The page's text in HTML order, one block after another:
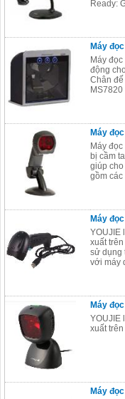
Ready:
Máy
Máy
động
Chân
Máy
Máy
bị cầm
giúp
gồm
Máy
YOUJIE
xuất
sử dụng
với máy
Máy
YOUJIE
xuất
Máy